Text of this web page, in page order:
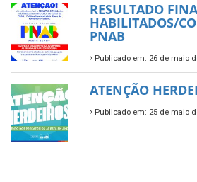
RESULTADO
HABILITADOS/
PNAB
Publicado em: 26 de maio
ATENÇÃO
Publicado em: 25 de maio